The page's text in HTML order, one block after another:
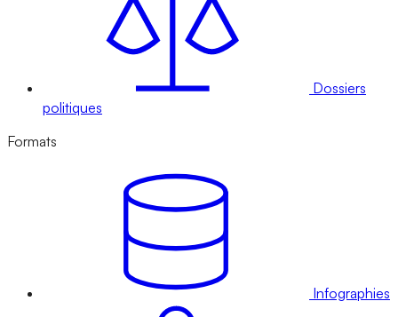
Dossiers
politiques
Formats
Infographies